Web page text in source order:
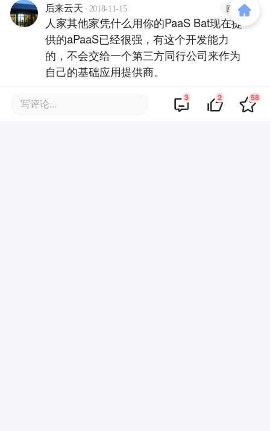
后来云天 · 2018-11-15 回复
人家其他家凭什么用你的PaaS Bat现在提
供的aPaaS已经很强，有这个开发能力
的，不会交给一个第三方同行公司来作为
自己的基础应用提供商。
新用户18394661 回复
写评论... 3 2 58